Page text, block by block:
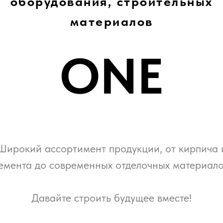
ONE
ассортимент продукции, от кирпича
до современных отделочных
Давайте строить будущее вместе!
материалов